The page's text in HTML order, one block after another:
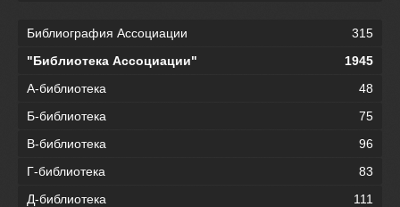
Библиография Ассоциации
315
"Библиотека Ассоциации"
1945
А-библиотека
48
Б-библиотека
75
В-библиотека
96
Г-библиотека
83
Д-библиотека
111